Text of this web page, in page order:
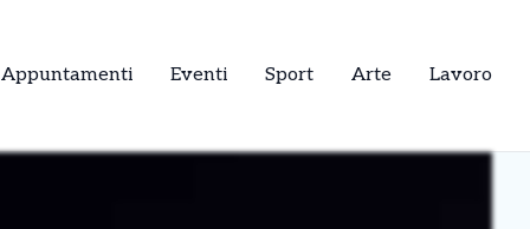
Appuntamenti Eventi Sport Arte Lavoro